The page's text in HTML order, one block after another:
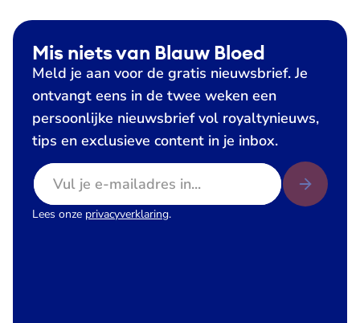
Mis niets van Blauw Bloed
Meld je aan voor de gratis nieuwsbrief. Je
ontvangt eens in de twee weken een
persoonlijke nieuwsbrief vol royaltynieuws,
tips en exclusieve content in je inbox.
E-mailadres
Lees onze privacyverklaring.